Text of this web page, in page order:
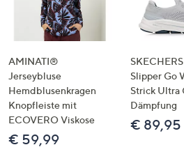
Touch-
Geräten
nach
links
bzw.
rechts,
um
diese
anzuzeigen.
AMINATI®
Jerseybluse
Hemdblusenkragen
Knopfleiste mit
ECOVERO Viskose
€ 59,99
Slipper Go
Strick Ultra
Dämpfung
€ 89,95